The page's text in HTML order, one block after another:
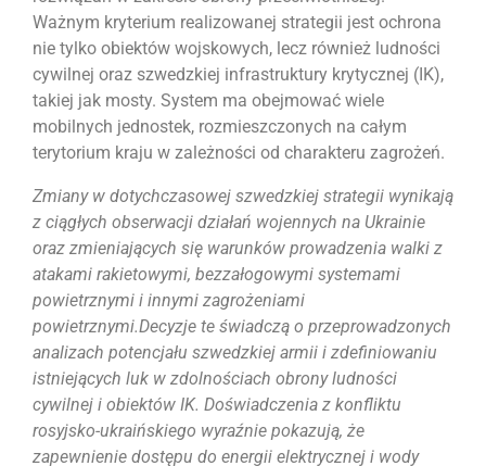
Ważnym kryterium realizowanej strategii jest ochrona
nie tylko obiektów wojskowych, lecz również ludności
cywilnej oraz szwedzkiej infrastruktury krytycznej (IK),
takiej jak mosty. System ma obejmować wiele
mobilnych jednostek, rozmieszczonych na całym
terytorium kraju w zależności od charakteru zagrożeń.
Zmiany w dotychczasowej szwedzkiej strategii wynikają
z ciągłych obserwacji działań wojennych na Ukrainie
oraz zmieniających się warunków prowadzenia walki z
atakami rakietowymi, bezzałogowymi systemami
powietrznymi i innymi zagrożeniami
powietrznymi.Decyzje te świadczą o przeprowadzonych
analizach potencjału szwedzkiej armii i zdefiniowaniu
istniejących luk w zdolnościach obrony ludności
cywilnej i obiektów IK. Doświadczenia z konfliktu
rosyjsko-ukraińskiego wyraźnie pokazują, że
zapewnienie dostępu do energii elektrycznej i wody